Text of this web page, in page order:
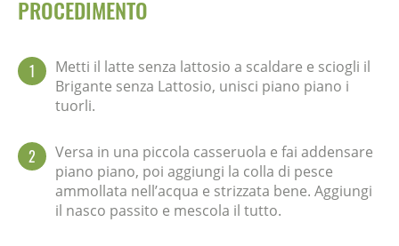
PROCEDIMENTO
1
Metti il latte senza lattosio a scaldare e sciogli il
Brigante senza Lattosio, unisci piano piano i
tuorli.
2
Versa in una piccola casseruola e fai addensare
piano piano, poi aggiungi la colla di pesce
ammollata nell’acqua e strizzata bene. Aggiungi
il nasco passito e mescola il tutto.